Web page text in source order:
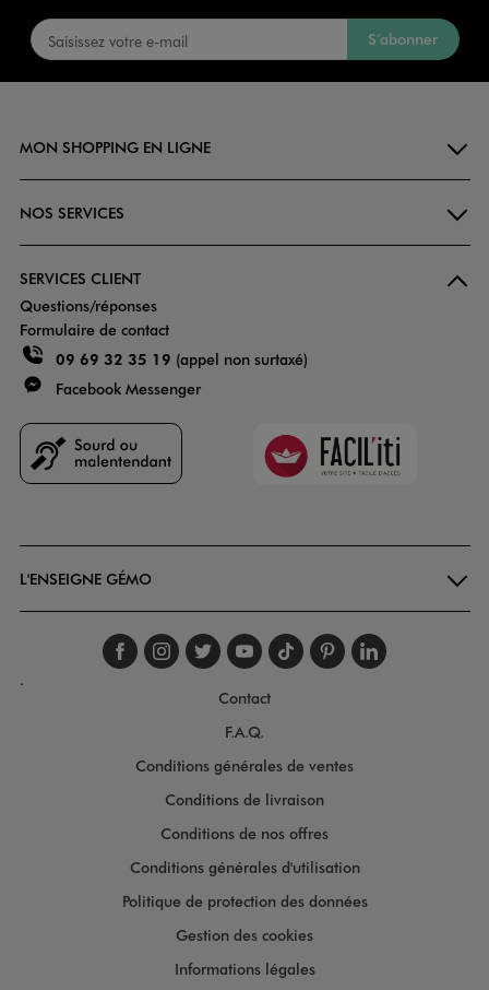
S’abonner
MON SHOPPING EN LIGNE
NOS SERVICES
SERVICES CLIENT
Questions/réponses
Formulaire de contact
09 69 32 35 19 (appel non surtaxé)
Facebook Messenger
Faciliti
L'ENSEIGNE GÉMO
Suivez-nous sur
Suivez-nous sur
Suivez-nous sur
Suivez-nous
Suivez-nous
Suivez-
.
Contact
F.A.Q.
Conditions générales de ventes
Conditions de livraison
Conditions de nos offres
Conditions générales d'utilisation
Politique de protection des données
Gestion des cookies
Informations légales